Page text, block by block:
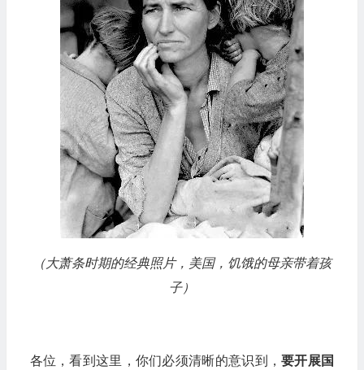
（大萧条时期的经典照片，美国，饥饿的母亲带着孩
子）
各位，看到这里，你们必须清晰的意识到，要开展国